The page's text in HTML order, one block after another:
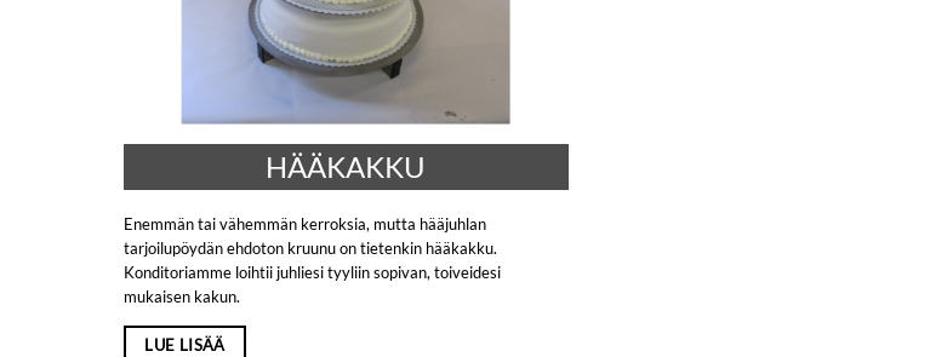
HÄÄKAKKU
Enemmän tai vähemmän kerroksia, mutta hääjuhlan
tarjoilupöydän ehdoton kruunu on tietenkin hääkakku.
Konditoriamme loihtii juhliesi tyyliin sopivan, toiveidesi
mukaisen kakun.
LUE LISÄÄ